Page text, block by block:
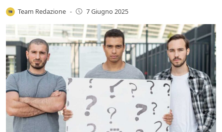
Team Redazione - 7 Giugno 2025